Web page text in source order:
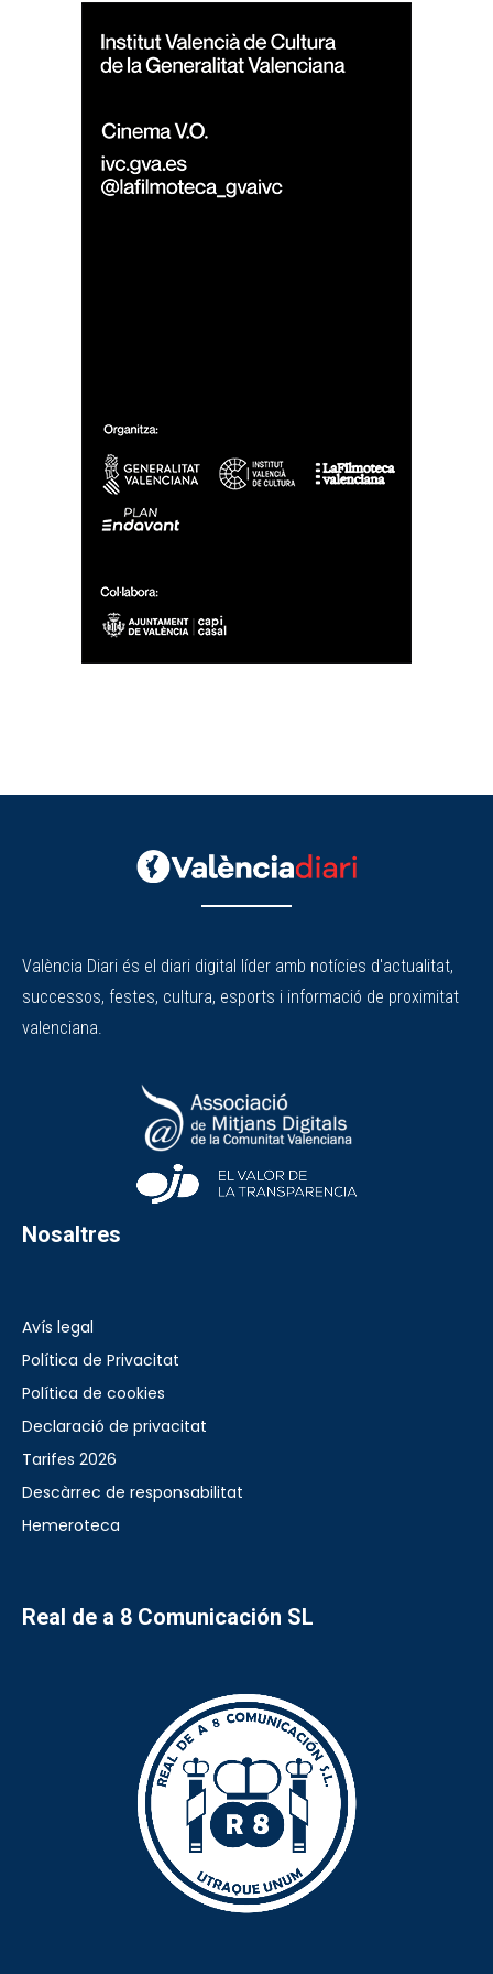
València Diari és el diari digital líder amb notícies d'actualitat,
successos, festes, cultura, esports i informació de proximitat
valenciana.
Nosaltres
Avís legal
Política de Privacitat
Política de cookies
Declaració de privacitat
Tarifes 2026
Descàrrec de responsabilitat
Hemeroteca
Real de a 8 Comunicación SL